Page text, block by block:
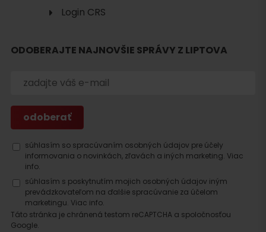
ubytovanie
Login CRS
ODOBERAJTE NAJNOVŠIE SPRÁVY Z LIPTOVA
súhlasím so spracúvaním osobných údajov pre účely
informovania o novinkách, zľavách a iných marketing. Viac
info.
súhlasím s poskytnutím mojich osobných údajov iným
prevádzkovateľom na ďalšie spracúvanie za účelom
marketingu. Viac info.
Táto stránka je chránená testom reCAPTCHA a spoločnosťou
Google.